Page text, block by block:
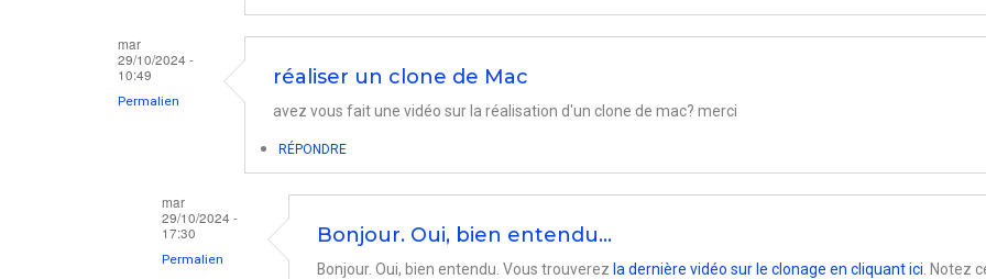
mar
29/10/2024 -
10:49
Permalien
réaliser un clone de Mac
avez vous fait une vidéo sur la réalisation d'un clone de mac? merci
RÉPONDRE
mar
29/10/2024 -
17:30
Permalien
Bonjour. Oui, bien entendu…
Bonjour. Oui, bien entendu. Vous trouverez la dernière vidéo sur le clonage en cliquant ici . Notez